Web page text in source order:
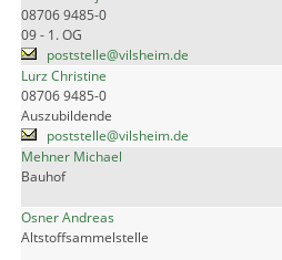
08706 9485-0
09 - 1. OG
poststelle@vilsheim.de
Lurz Christine
08706 9485-0
Auszubildende
poststelle@vilsheim.de
Mehner Michael
Bauhof
Osner Andreas
Altstoffsammelstelle